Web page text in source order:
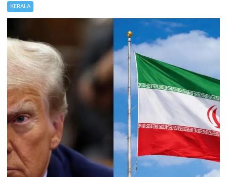
KERALA